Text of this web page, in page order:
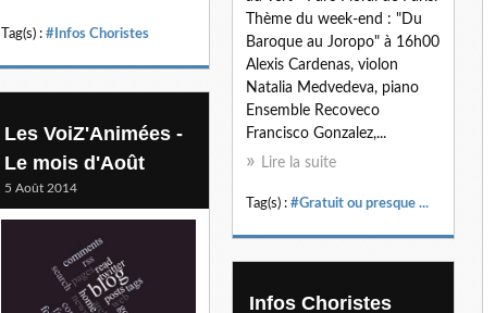
Tag(s) : #Infos Choristes
Thème du week-end : "Du
Baroque au Joropo" à 16h00
Alexis Cardenas, violon
Natalia Medvedeva, piano
Ensemble Recoveco
Francisco Gonzalez,...
Lire la suite
Tag(s) : #Gratuit ou presque ...
Les VoiZ'Animées -
Le mois d'Août
5 Août 2014
Infos Choristes